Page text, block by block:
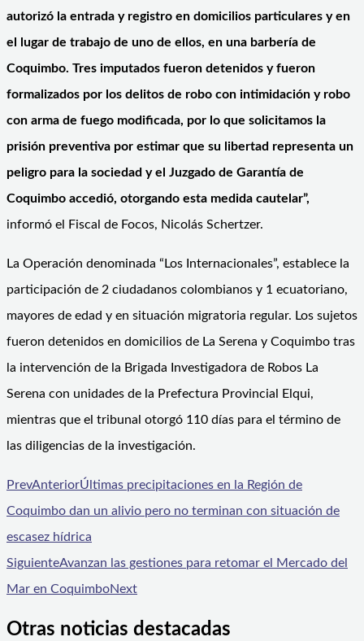
autorizó la entrada y registro en domicilios particulares y en
el lugar de trabajo de uno de ellos, en una barbería de
Coquimbo. Tres imputados fueron detenidos y fueron
formalizados por los delitos de robo con intimidación y robo
con arma de fuego modificada, por lo que solicitamos la
prisión preventiva por estimar que su libertad representa un
peligro para la sociedad y el Juzgado de Garantía de
Coquimbo accedió, otorgando esta medida cautelar”,
informó el Fiscal de Focos, Nicolás Schertzer.
La Operación denominada “Los Internacionales”, establece la
participación de 2 ciudadanos colombianos y 1 ecuatoriano,
mayores de edad y en situación migratoria regular. Los sujetos
fueron detenidos en domicilios de La Serena y Coquimbo tras
la intervención de la Brigada Investigadora de Robos La
Serena con unidades de la Prefectura Provincial Elqui,
mientras que el tribunal otorgó 110 días para el término de
las diligencias de la investigación.
PrevAnteriorÚltimas precipitaciones en la Región de
Coquimbo dan un alivio pero no terminan con situación de
escasez hídrica
SiguienteAvanzan las gestiones para retomar el Mercado del
Mar en CoquimboNext
Otras noticias destacadas